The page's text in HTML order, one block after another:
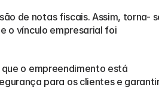
de notas fiscais. Assim, torna-
o vínculo empresarial foi
o empreendimento está
para os clientes e